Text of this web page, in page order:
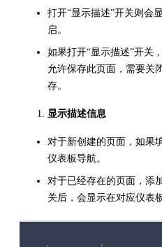
打开“显示描述”开关则会
启。
如果打开“显示描述”开关
允许保存此页面，需要关
存。
显示描述信息
对于新创建的页面，如果
仪表板导航。
对于已经存在的页面，添
关后，会显示在对应仪表